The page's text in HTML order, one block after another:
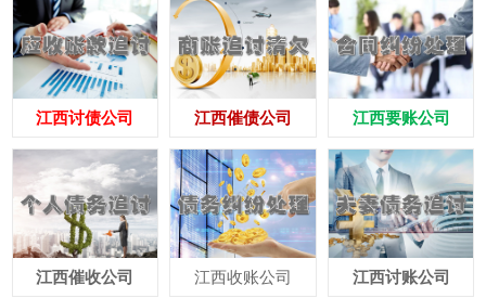
江西讨债公司
江西催收公司
江西催债公司
江西收账公司
江西要账公司
江西讨账公司